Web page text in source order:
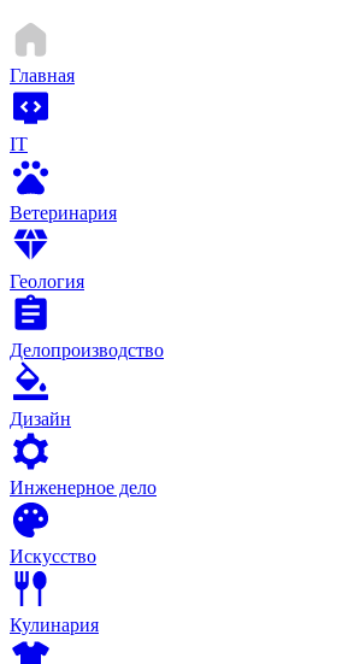
Главная
IT
Ветеринария
Геология
Делопроизводство
Дизайн
Инженерное дело
Искусство
Кулинария